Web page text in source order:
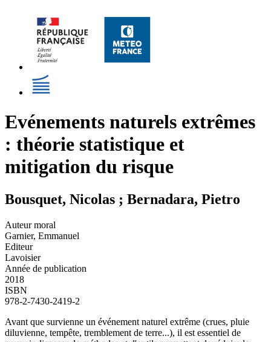
Evénements naturels extrêmes
: théorie statistique et
mitigation du risque
Bousquet, Nicolas ; Bernadara, Pietro
Auteur moral
Garnier, Emmanuel
Editeur
Lavoisier
Année de publication
2018
ISBN
978-2-7430-2419-2
Avant que survienne un événement naturel extrême (crues, pluie
diluvienne, tempête, tremblement de terre...), il est essentiel de